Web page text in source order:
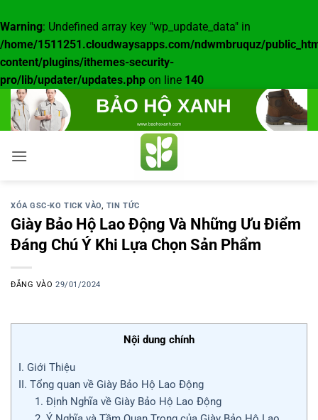
Warning: Undefined array key "wp_update_data" in
/home/1511251.cloudwaysapps.com/ndwmbruquz/
content/plugins/ithemes-security-
pro/lib/updater/updates.php on line 140
Bỏ
qua
nội
dung
XÓA GSC-KO TICK VÀO, TIN TỨC
Giày Bảo Hộ Lao Động Và Những Ưu Điểm
Đáng Chú Ý Khi Lựa Chọn Sản Phẩm
ĐĂNG VÀO29/01/2024
Nội dung chính
I. Giới Thiệu
II. Tổng quan về Giày Bảo Hộ Lao Động
1. Định Nghĩa về Giày Bảo Hộ Lao Động